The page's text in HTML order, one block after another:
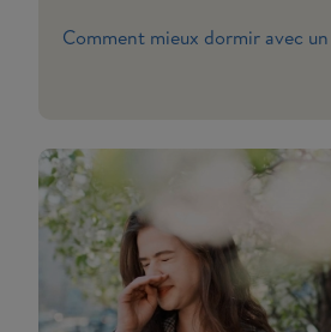
Comment mieux dormir avec